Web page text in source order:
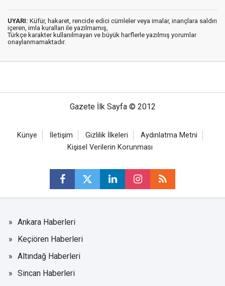
UYARI: Küfür, hakaret, rencide edici cümleler veya imalar, inançlara saldırı
içeren, imla kuralları ile yazılmamış,
Türkçe karakter kullanılmayan ve büyük harflerle yazılmış yorumlar
onaylanmamaktadır.
Gazete İlk Sayfa © 2012
Künye İletişim Gizlilik İlkeleri
Aydınlatma Metni
Kişisel Verilerin Korunması
Ankara Haberleri
Keçiören Haberleri
Altındağ Haberleri
Sincan Haberleri